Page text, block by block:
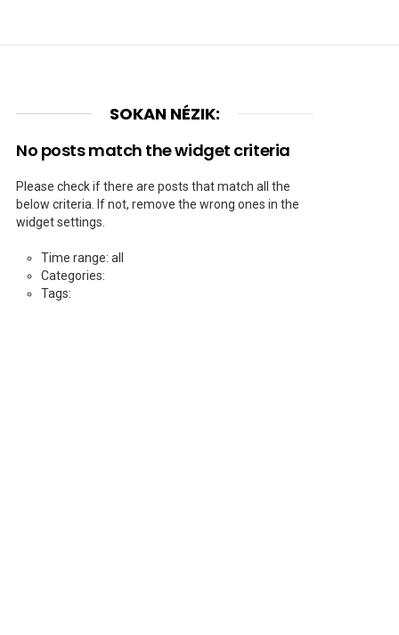
SOKAN NÉZIK:
No posts match the widget criteria
Please check if there are posts that match all the
below criteria. If not, remove the wrong ones in the
widget settings.
Time range: all
Categories:
Tags: